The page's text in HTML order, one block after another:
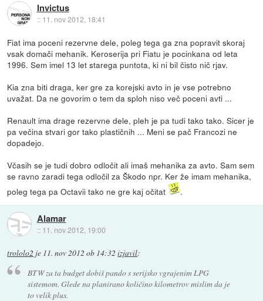
Invictus
:: 11. nov 2012, 18:41
Fiat ima poceni rezervne dele, poleg tega ga zna popravit skoraj
vsak domači mehanik. Keroserija pri Fiatu je pocinkana od leta
1996. Sem imel 13 let starega puntota, ki ni bil čisto nič rjav.
Kia zna biti draga, ker gre za korejski avto in je vse potrebno
uvažat. Da ne govorim o tem da sploh niso več poceni avti ...
Renault ima drage rezervne dele, pleh je pa tudi tako tako. Sicer je
pa večina stvari gor tako plastičnih ... Meni se pač Francozi ne
dopadejo.
Včasih se je tudi dobro odločit ali imaš mehanika za avto. Sam sem
se ravno zaradi tega odločil za Škodo npr. Ker že imam mehanika,
poleg tega pa Octavii tako ne gre kaj očitat
.
Alamar
:: 11. nov 2012, 19:00
trololo2 je 11. nov 2012 ob 14:32 izjavil:
BTW za ta budget dobiš pando s serijsko vgrajenim LPG
sistemom. Glede na planirano količino kilometrov mislim da je
to velik plus.